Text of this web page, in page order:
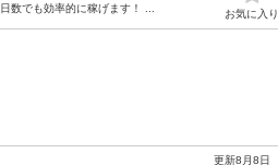
数でも効率的に稼げます！ ...
お気に入り
更新8月8日